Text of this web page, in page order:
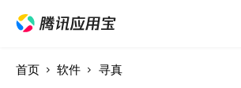
首页 软件 寻真